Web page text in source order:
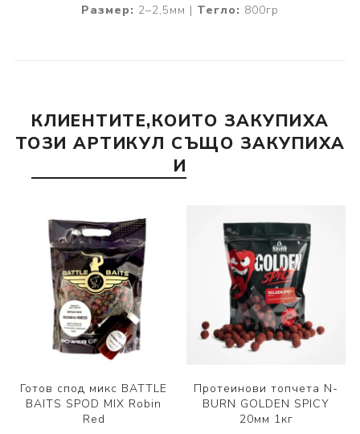
Размер: 2–2,5мм | Тегло: 800гр
КЛИЕНТИТЕ,КОИТО ЗАКУПИХА
ТОЗИ АРТИКУЛ СЪЩО ЗАКУПИХА
И
Готов спод микс BATTLE
BAITS SPOD MIX Robin
Red
Протеинови топчета N-
BURN GOLDEN SPICY
20мм 1кг